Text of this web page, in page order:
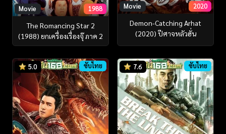
Movie 1988
The Romancing Star 2
(1988) ยกเครื่องเรื่องจุ๊ ภาค 2
Movie 2020
Demon-Catching Arhat
(2020) ปีศาจหลัวฮั่น
5.0 ซับไทย 7.6 ซับไทย